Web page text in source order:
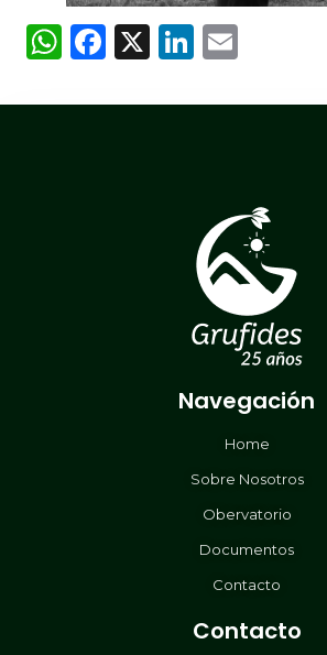
WhatsApp
Facebook
X LinkedIn
Navegación
Home
Sobre Nosotros
Obervatorio
Documentos
Contacto
Contacto